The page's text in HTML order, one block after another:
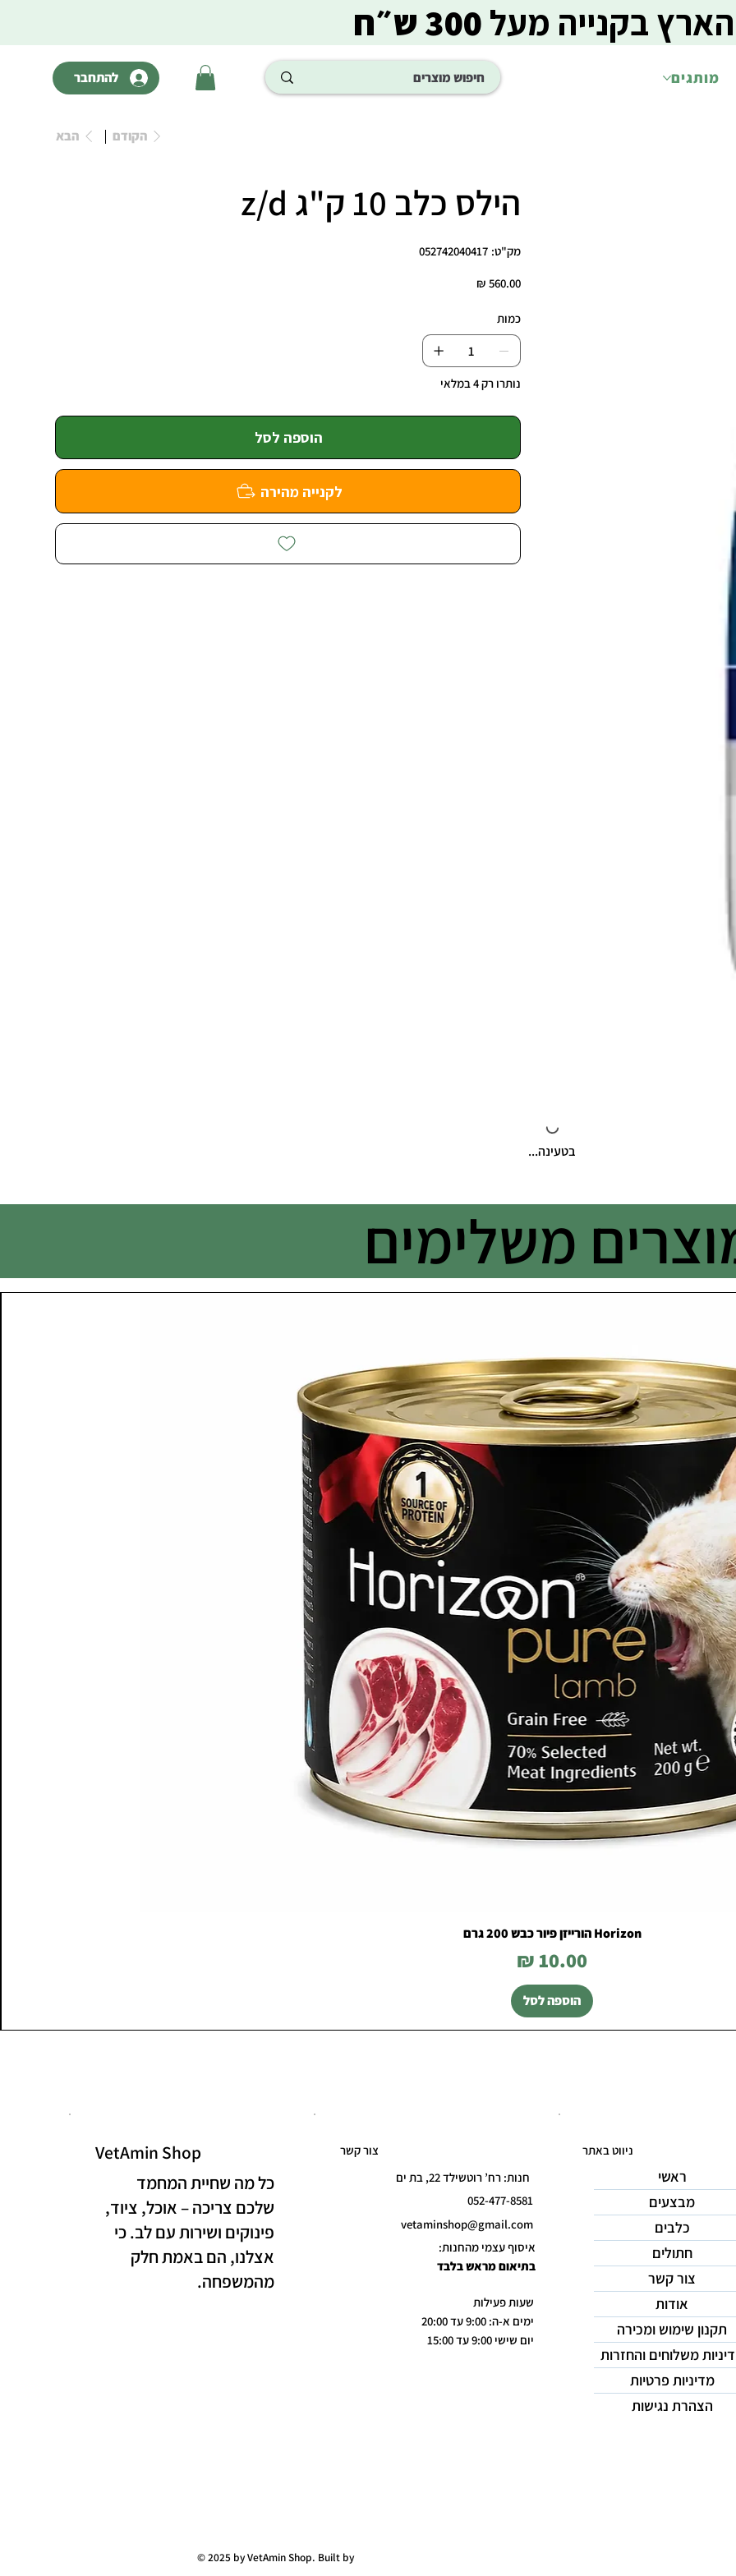
מותגים להתחבר
בקנייה מעל300 ש״ח
הקודם הבא
הילס כלב 10 ק"ג z/d
מק"ט:
מק"ט
052742040417
052742040417
מחיר ‏560.00 ‏₪
כמות
נותרו רק 4 במלאי
הוספה לסל
לקנייה מהירה
בטעינה...
משלימים
Horizon הורייזן פיור כבש 200 גרם
מחיר
הוספה לסל
VetAmin Shop
כל מה שחיית המחמד
שלכם צריכה – אוכל, ציוד,
פינוקים ושירות עם לב. כי
אצלנו, הם באמת חלק
מהמשפחה.
חנות: רח’ רוטשילד 22, בת ים
052-477-8581
vetaminshop@gmail.com
איסוף עצמי מהחנות:
בתיאום מראש בלבד
שעות פעילות
ימים א-ה: 9:00 עד 20:00
יום שישי 9:00 עד 15:00
צור קשר ניווט באתר
ראשי
מבצעים
כלבים
חתולים
צור קשר
אודות
תקנון שימוש ומכירה
משלוחים והחזרות
מדיניות פרטיות
הצהרת נגישות
© 2025 by VetAmin Shop. Built by